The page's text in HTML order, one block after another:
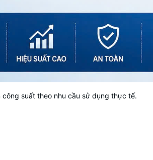
suất theo nhu cầu sử dụng thực tế.